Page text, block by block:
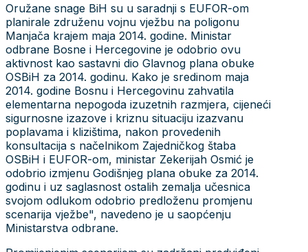
Oružane snage BiH su u saradnji s EUFOR-om
planirale združenu vojnu vježbu na poligonu
Manjača krajem maja 2014. godine. Ministar
odbrane Bosne i Hercegovine je odobrio ovu
aktivnost kao sastavni dio Glavnog plana obuke
OSBiH za 2014. godinu. Kako je sredinom maja
2014. godine Bosnu i Hercegovinu zahvatila
elementarna nepogoda izuzetnih razmjera, cijeneći
sigurnosne izazove i kriznu situaciju izazvanu
poplavama i klizištima, nakon provedenih
konsultacija s načelnikom Zajedničkog štaba
OSBiH i EUFOR-om, ministar Zekerijah Osmić je
odobrio izmjenu Godišnjeg plana obuke za 2014.
godinu i uz saglasnost ostalih zemalja učesnica
svojom odlukom odobrio predloženu promjenu
scenarija vježbe", navedeno je u saopćenju
Ministarstva odbrane.